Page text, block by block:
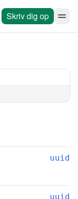
Skriv dig op
uuid
uuid